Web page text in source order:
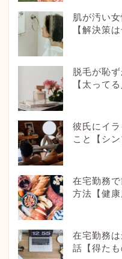
肌が汚い
【解決策
脱毛が恥
【太って
彼氏にイ
こと【シ
在宅勤務
方法【健
在宅勤務
話【得た